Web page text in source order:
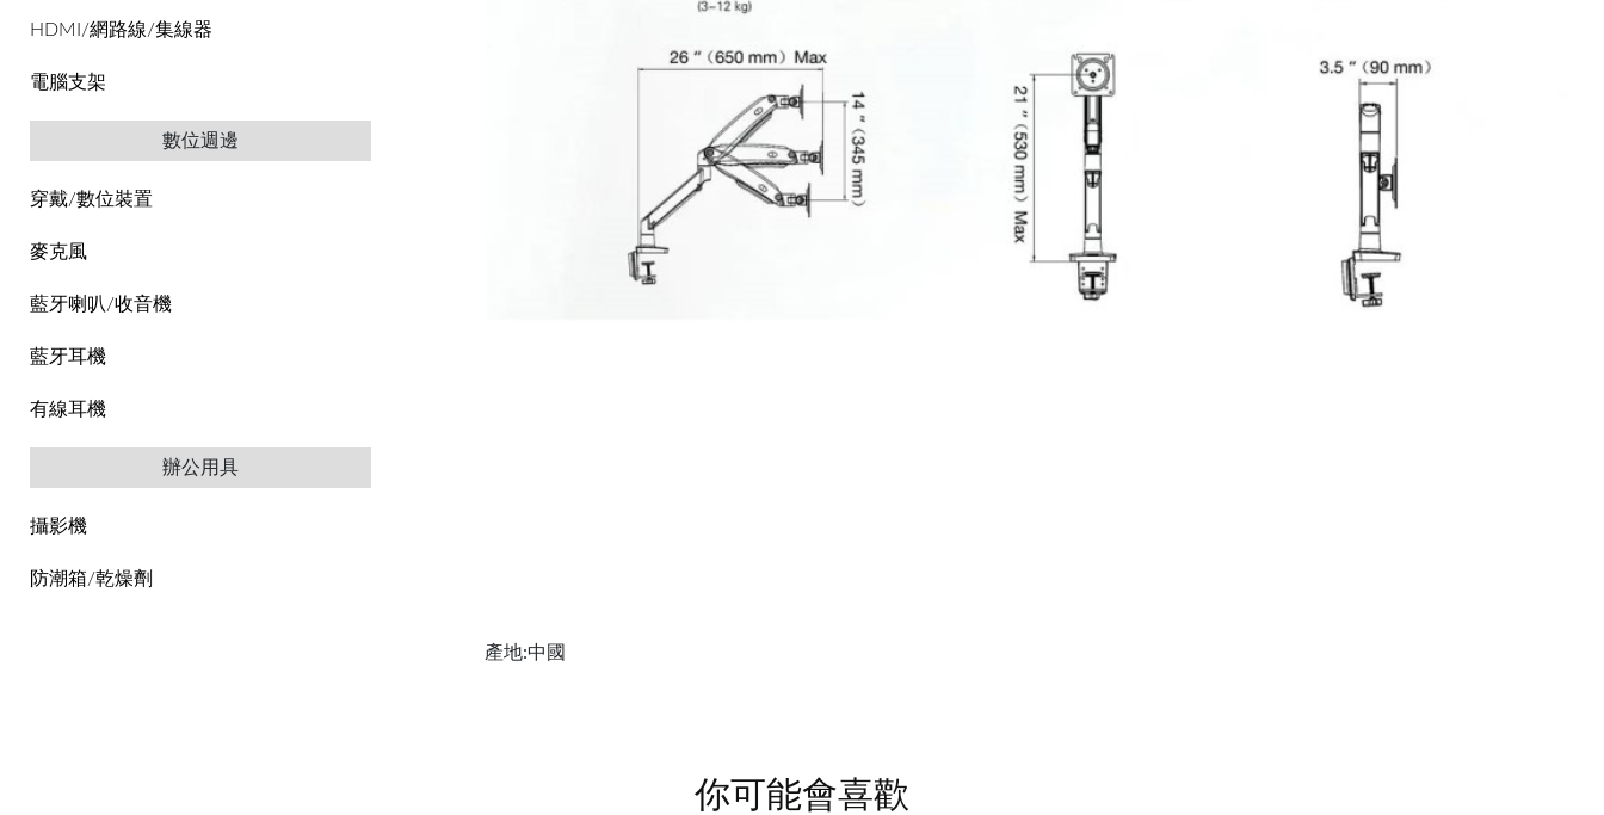
HDMI/網路線/集線器
電腦支架
數位週邊
穿戴/數位裝置
麥克風
藍牙喇叭/收音機
藍牙耳機
有線耳機
辦公用具
攝影機
防潮箱/乾燥劑
產地:中國
你可能會喜歡